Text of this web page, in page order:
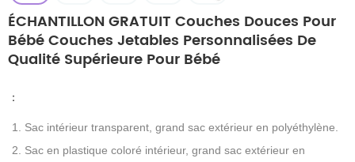
ÉCHANTILLON GRATUIT Couches Douces Pour
Bébé Couches Jetables Personnalisées De
Qualité Supérieure Pour Bébé
：
1. Sac intérieur transparent, grand sac extérieur en polyéthylène.
2. Sac en plastique coloré intérieur, grand sac extérieur en